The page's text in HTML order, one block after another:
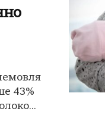
43%